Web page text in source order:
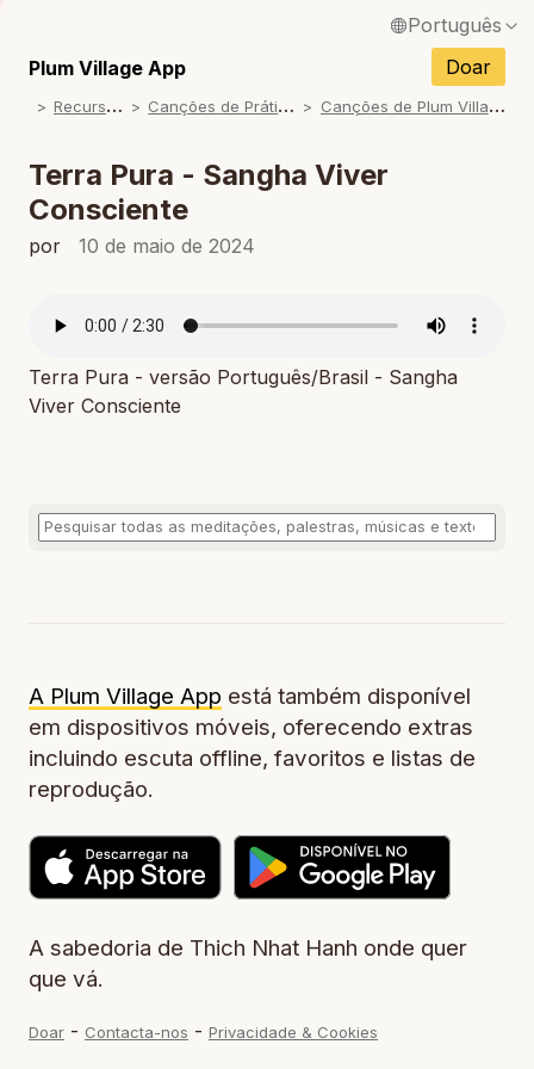
Português
Français / Francês
Español / Espanhol
Plum Village App
Doar
R
ecursos C
anções de Prática C
anções de Plum Village
Terra Pura - Sangha Viver
Consciente
por 10 de maio de 2024
Terra Pura - versão Português/Brasil - Sangha
Viver Consciente
A Plum Village App está também disponível
em dispositivos móveis, oferecendo extras
incluindo escuta offline, favoritos e listas de
reprodução.
A sabedoria de Thich Nhat Hanh onde quer
que vá.
Doar - Contacta-nos - Privacidade & Cookies